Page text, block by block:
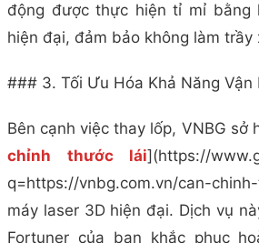
động được thực hiện tỉ mỉ bằng
hiện đại, đảm bảo không làm trầy
### 3. Tối Ưu Hóa Khả Năng Vận
Bên cạnh việc thay lốp, VNBG sở
chỉnh thước lái](https://
q=https://vnbg.com.vn/can-
máy laser 3D hiện đại. Dịch vụ
Fortuner của bạn khắc phục